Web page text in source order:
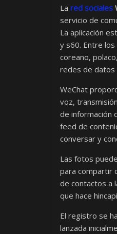
La red sociales
servicio de
La aplicación
y s60. Entre
coreano,
redes de datos
WeChat
voz,
de información
feed de
conversar y
Las fotos
para compartir
de contactos a
que hace
El registro se
lanzada